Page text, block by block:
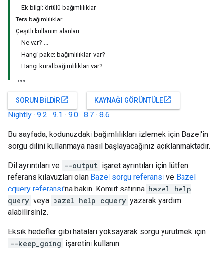
Ek bilgi: örtülü bağımlılıklar
Ters bağımlılıklar
Çeşitli kullanım alanları
Ne var? ...
Hangi paket bağımlılıkları var?
Hangi kural bağımlılıkları var?
SORUN BILDIRopen_in_new KAYNAĞI GÖRÜNTÜLEopen_in_new
Nightly · 9.2 · 9.1 · 9.0 · 8.7 · 8.6
Bu sayfada, kodunuzdaki bağımlılıkları izlemek için Bazel'in
sorgu dilini kullanmaya nasıl başlayacağınız açıklanmaktadır.
Dil ayrıntıları ve --output işaret ayrıntıları için lütfen
referans kılavuzları olan Bazel sorgu referansı ve Bazel
cquery referansı'na bakın. Komut satırına bazel help
query veya bazel help cquery yazarak yardım
alabilirsiniz.
Eksik hedefler gibi hataları yoksayarak sorgu yürütmek için
--keep_going işaretini kullanın.